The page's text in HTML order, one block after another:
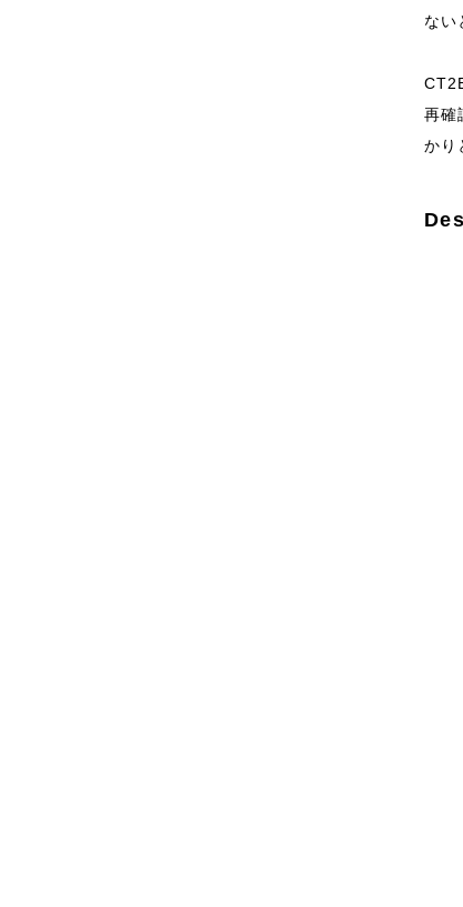
ない
再確
かり